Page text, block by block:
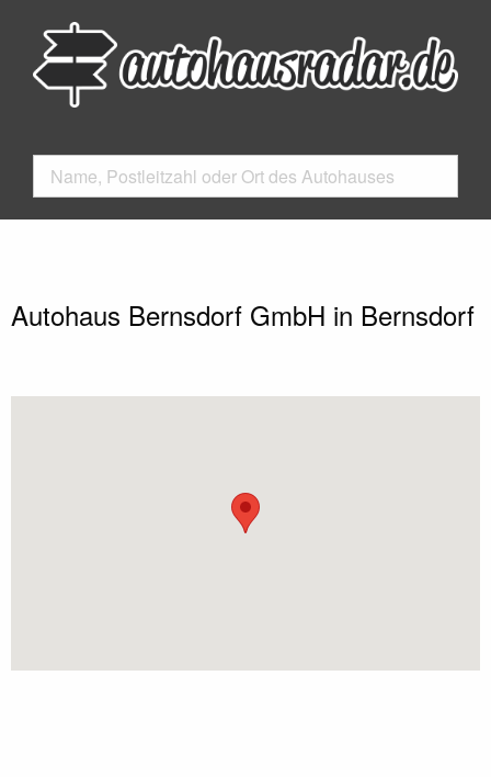
Autohaus Bernsdorf GmbH in Bernsdorf